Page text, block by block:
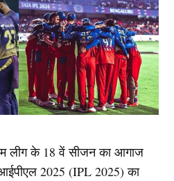
लीग के 18 वें सीजन का आगाज
2025 (IPL 2025) का